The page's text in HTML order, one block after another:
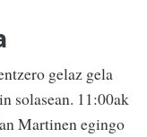
gelaz gela
solasean. 11:00ak
Martinen egingo